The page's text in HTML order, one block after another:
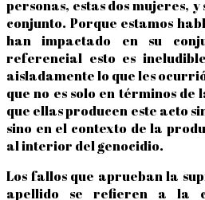
personas, estas dos mujeres,
conjunto. Porque estamos
han impactado en su
referencial esto es
aisladamente lo que les
que no es solo en términos de
que ellas producen este acto
sino en el contexto de la
al interior del genocidio.
Los fallos que aprueban la
apellido se refieren a la